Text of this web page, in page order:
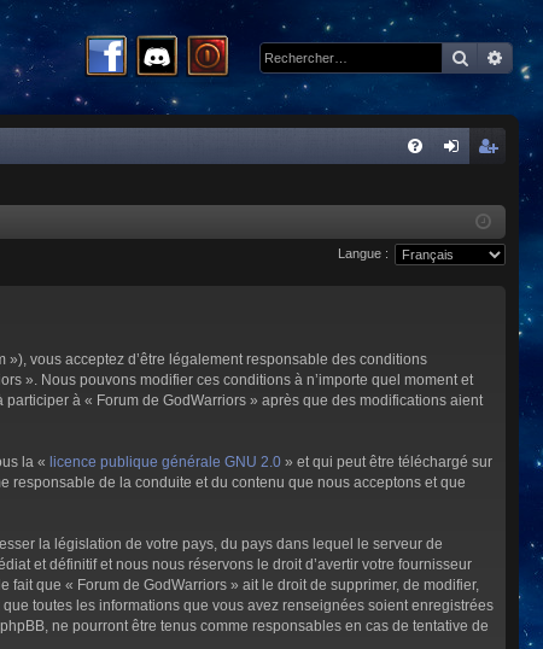
xi
cri
pti
Langue :
vous acceptez d’être légalement responsable des conditions
». Nous pouvons modifier ces conditions à n’importe quel moment et
à « Forum de GodWarriors » après que des modifications aient
la « licence publique générale GNU 2.0 » et qui peut être téléchargé sur
responsable de la conduite et du contenu que nous acceptons et que
la législation de votre pays, du pays dans lequel le serveur de
et définitif et nous nous réservons le droit d’avertir votre fournisseur
fait que « Forum de GodWarriors » ait le droit de supprimer, de modifier,
toutes les informations que vous avez renseignées soient enregistrées
ne pourront être tenus comme responsables en cas de tentative de